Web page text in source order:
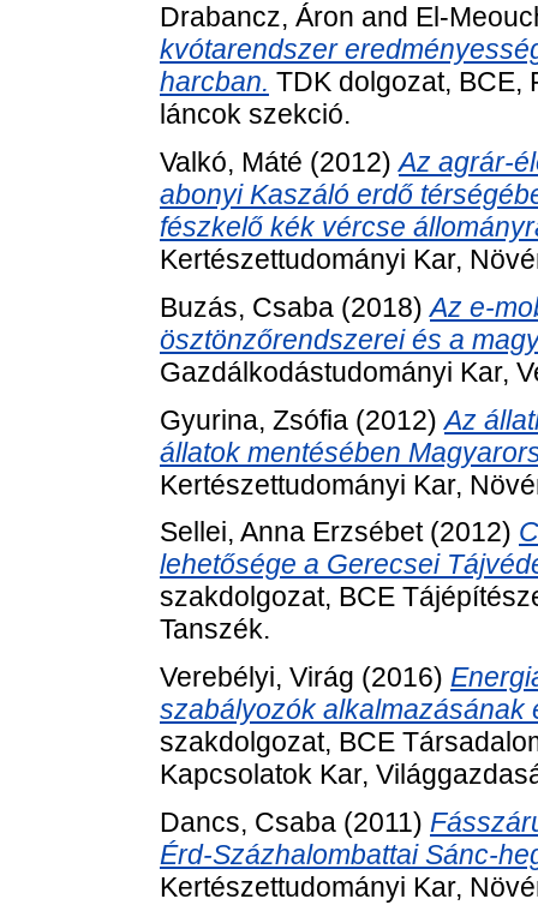
Drabancz, Áron and El-
kvótarendszer
harcban. TDK dolgozat, BCE,
láncok szekció.
Valkó, Máté (2012)Az agrár-
abonyi Kaszáló erdő
fészkelő kék vércse
Kertészettudományi Kar,
Buzás, Csaba (2018)Az e-
ösztönzőrendszerei és a
Gazdálkodástudományi Kar,
Gyurina, Zsófia (2012)Az
állatok mentésében
Kertészettudományi Kar,
Sellei, Anna Erzsébet(2012)
lehetősége a Gerecsei
szakdolgozat, BCE
Tanszék.
Verebélyi, Virág (2016)
szabályozók alkalmazásának
szakdolgozat, BCE
Kapcsolatok Kar,
Dancs, Csaba (2011)
Érd-Százhalombattai Sánc-
Kertészettudományi Kar,